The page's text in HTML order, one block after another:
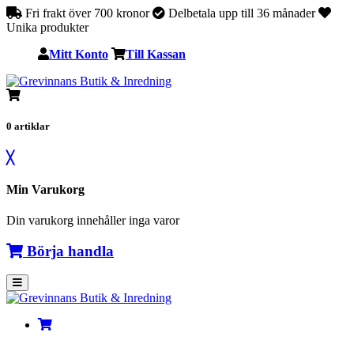
Fri frakt över 700 kronor
Delbetala upp till 36 månader
Unika produkter
Mitt Konto Till Kassan
0 artiklar
╳
Min Varukorg
Din varukorg innehåller inga varor
Börja handla